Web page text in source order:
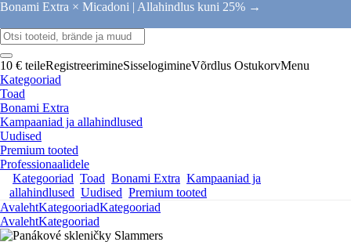
Bonami Extra × Micadoni | Allahindlus kuni 25% →
10 € teileRegistreerimineSisselogimineVõrdlus OstukorvMenu
Kategooriad
Toad
Bonami Extra
Kampaaniad ja allahindlused
Uudised
Premium tooted
Professionaalidele
Kategooriad Toad Bonami Extra Kampaaniad ja
allahindlused Uudised Premium tooted
AvalehtKategooriadKategooriad
AvalehtKategooriad